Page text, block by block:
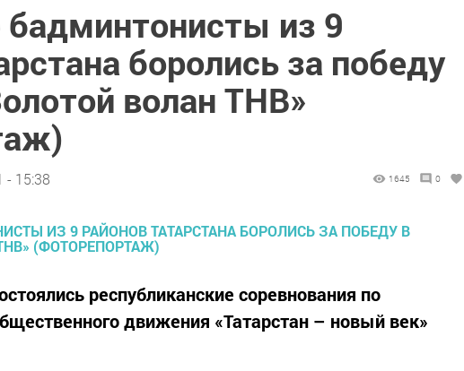
бадминтонисты из 9
боролись за победу
волан ТНВ»
- 15:38 1645 0
республиканские соревнования по
движения «Татарстан – новый век»